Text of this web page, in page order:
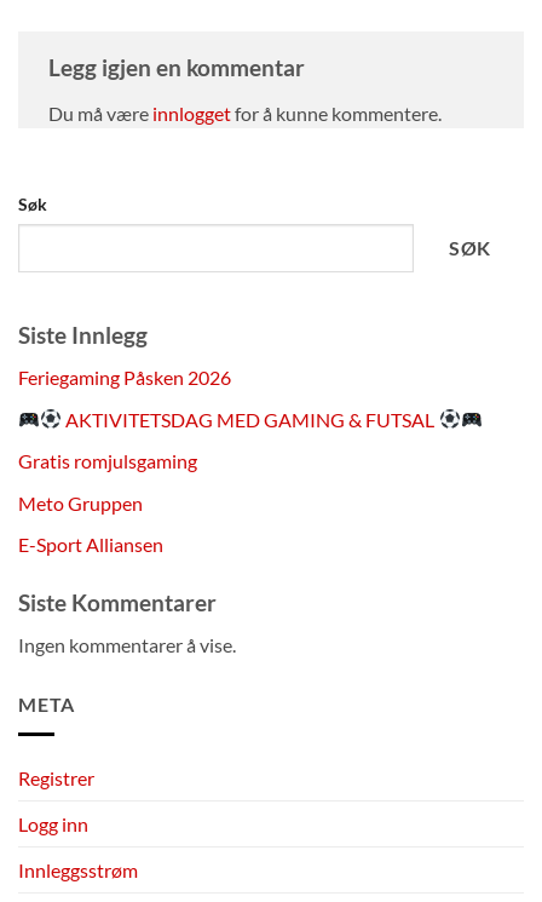
Legg igjen en kommentar
Du må være innloggetfor å kunne kommentere.
Søk
SØK
Siste Innlegg
Feriegaming Påsken 2026
AKTIVITETSDAG MED GAMING & FUTSAL
Gratis romjulsgaming
Meto Gruppen
E-Sport Alliansen
Siste Kommentarer
Ingen kommentarer å vise.
META
Registrer
Logg inn
Innleggsstrøm